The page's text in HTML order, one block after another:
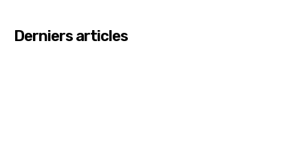
Derniers articles